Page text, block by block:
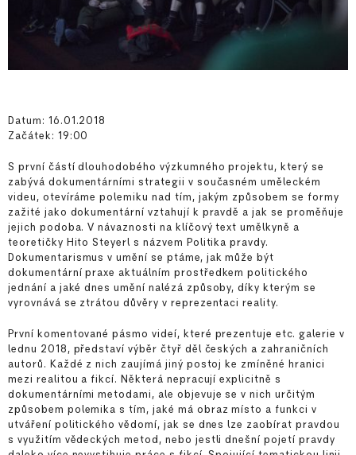
Datum: 16.01.2018
Začátek: 19:00
S první částí dlouhodobého výzkumného projektu, který se
zabývá dokumentárními strategii v současném uměleckém
videu, otevíráme polemiku nad tím, jakým způsobem se formy
zažité jako dokumentární vztahují k pravdě a jak se proměňuje
jejich podoba. V návaznosti na klíčový text umělkyně a
teoretičky Hito Steyerl s názvem Politika pravdy.
Dokumentarismus v umění se ptáme, jak může být
dokumentární praxe aktuálním prostředkem politického
jednání a jaké dnes umění nalézá způsoby, díky kterým se
vyrovnává se ztrátou důvěry v reprezentaci reality.
První komentované pásmo videí, které prezentuje etc. galerie v
lednu 2018, představí výběr čtyř děl českých a zahraničních
autorů. Každé z nich zaujímá jiný postoj ke zmíněné hranici
mezi realitou a fikcí. Některá nepracují explicitně s
dokumentárními metodami, ale objevuje se v nich určitým
způsobem polemika s tím, jaké má obraz místo a funkci v
utváření politického vědomí, jak se dnes lze zaobírat pravdou
s využitím vědeckých metod, nebo jestli dnešní pojetí pravdy